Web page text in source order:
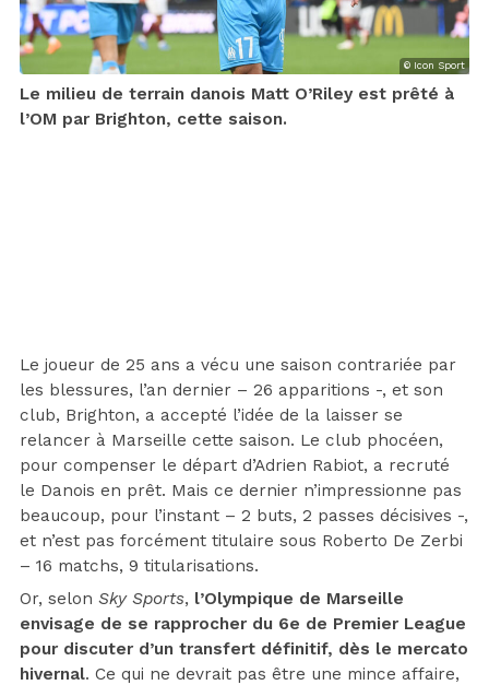
© Icon Sport
Le milieu de terrain danois Matt O’Riley est prêté à
l’OM par Brighton, cette saison.
Le joueur de 25 ans a vécu une saison contrariée par
les blessures, l’an dernier – 26 apparitions -, et son
club, Brighton, a accepté l’idée de la laisser se
relancer à Marseille cette saison. Le club phocéen,
pour compenser le départ d’Adrien Rabiot, a recruté
le Danois en prêt. Mais ce dernier n’impressionne pas
beaucoup, pour l’instant – 2 buts, 2 passes décisives -,
et n’est pas forcément titulaire sous Roberto De Zerbi
– 16 matchs, 9 titularisations.
Or, selon Sky Sports, l’Olympique de Marseille
envisage de se rapprocher du 6e de Premier League
pour discuter d’un transfert définitif, dès le mercato
hivernal. Ce qui ne devrait pas être une mince affaire,